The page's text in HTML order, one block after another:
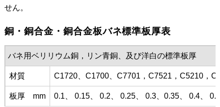
せん。
銅・銅合金・銅合金板バネ標準板厚表
バネ用ベリリウム銅，リン青銅、及び洋白の標準板厚
材質 C1720、C1700、C7701，C7521，C5210，
板厚 mm 0.1、 0.15、 0.2、 0.25、 0.3、0.35、 0.4、